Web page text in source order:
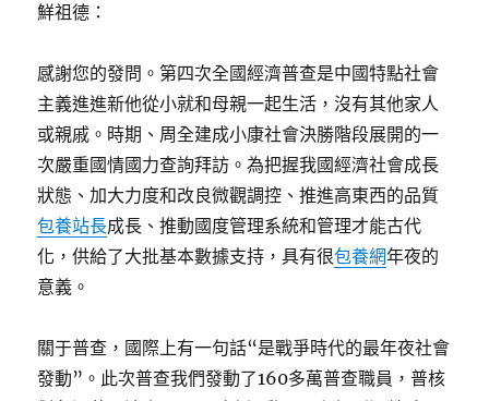
鮮祖德：
感謝您的發問。第四次全國經濟普查是中國特點社會
主義進進新他從小就和母親一起生活，沒有其他家人
或親戚。時期、周全建成小康社會決勝階段展開的一
次嚴重國情國力查詢拜訪。為把握我國經濟社會成長
狀態、加大力度和改良微觀調控、推進高東西的品質
包養站長成長、推動國度管理系統和管理才能古代
化，供給了大批基本數據支持，具有很包養網年夜的
意義。
關于普查，國際上有一句話“是戰爭時代的最年夜社會
發動”。此次普查我們發動了160多萬普查職員，普核